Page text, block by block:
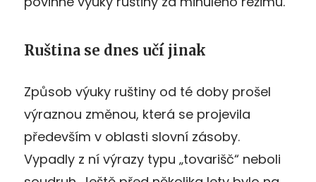
Ruština se dnes učí jinak
Způsob výuky ruštiny od té doby prošel
výraznou změnou, která se projevila
především v oblasti slovní zásoby.
Vypadly z ní výrazy typu „tovarišč“ neboli